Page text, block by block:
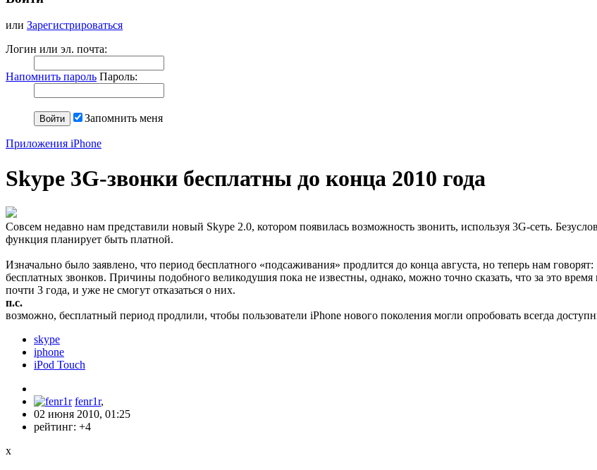
или Зарегистрироваться
Логин или эл. почта:
Напомнить пароль Пароль:
Запомнить меня
Приложения iPhone
Skype 3G-звонки бесплатны до конца 2010 года
Совсем недавно нам представили новый Skype 2.0, котором появилась возможность звонить, используя 3G-сеть.
функция планирует быть платной.
Изначально было заявлено, что период бесплатного «подсаживания» продлится до конца августа, но теперь нам говорят:
бесплатных звонков. Причины подобного великодушия пока не известны, однако, можно точно сказать, что за это
почти 3 года, и уже не смогут отказаться о них.
п.с.
возможно, бесплатный период продлили, чтобы пользователи iPhone нового поколения могли опробовать всегда
skype
iphone
iPod Touch
fenr1r,
02 июня 2010, 01:25
рейтинг: +4
x